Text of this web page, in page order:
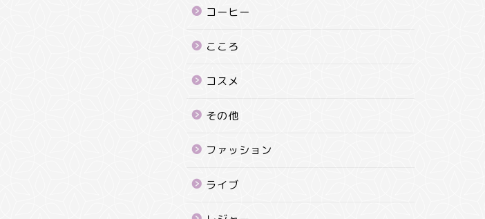
コーヒー
こころ
コスメ
その他
ファッション
ライブ